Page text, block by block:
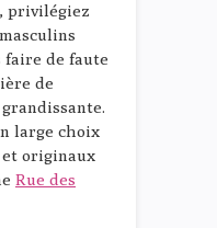
privilégiez
faire de faute
de
large choix
et originaux
Rue des